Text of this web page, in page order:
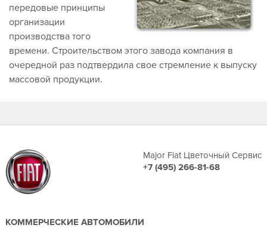
передовые принципы
организации
производства того
времени. Строительством этого завода компания в
очередной раз подтвердила свое стремление к выпуску
массовой продукции.
Major Fiat Цветочный Сервис
+7 (495) 266-81-68
КОММЕРЧЕСКИЕ АВТОМОБИЛИ